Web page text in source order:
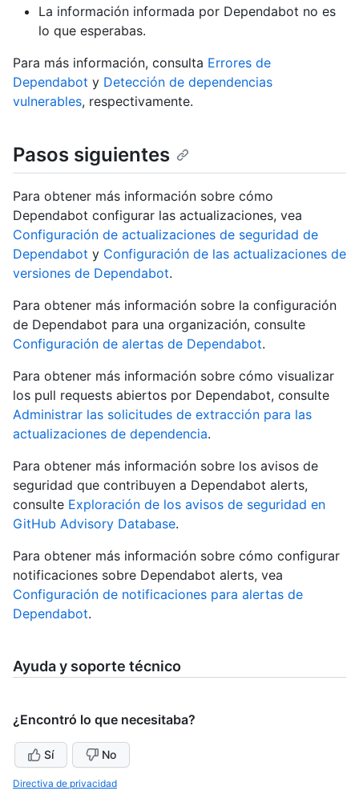
La información informada por Dependabot no es
lo que esperabas.
Para más información, consulta Errores de
Dependabot y Detección de dependencias
vulnerables, respectivamente.
Pasos siguientes
Para obtener más información sobre cómo
Dependabot configurar las actualizaciones, vea
Configuración de actualizaciones de seguridad de
Dependabot y Configuración de las actualizaciones de
versiones de Dependabot.
Para obtener más información sobre la configuración
de Dependabot para una organización, consulte
Configuración de alertas de Dependabot.
Para obtener más información sobre cómo visualizar
los pull requests abiertos por Dependabot, consulte
Administrar las solicitudes de extracción para las
actualizaciones de dependencia.
Para obtener más información sobre los avisos de
seguridad que contribuyen a Dependabot alerts,
consulte Exploración de los avisos de seguridad en
GitHub Advisory Database.
Para obtener más información sobre cómo configurar
notificaciones sobre Dependabot alerts, vea
Configuración de notificaciones para alertas de
Dependabot.
Ayuda y soporte técnico
¿Encontró lo que necesitaba?
Sí No
Directiva de privacidad